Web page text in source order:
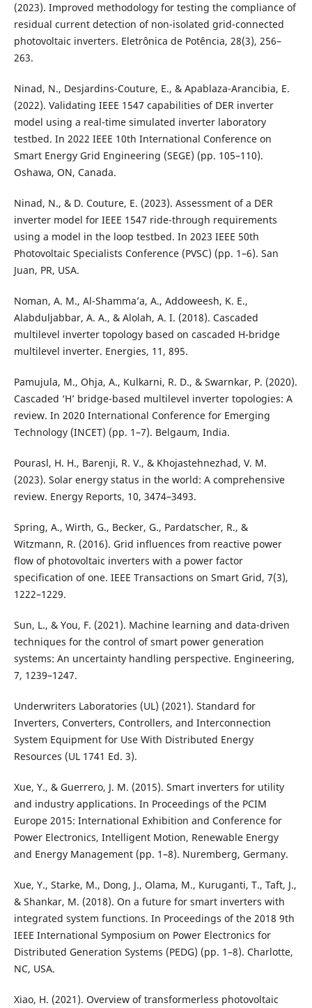
(2023). Improved methodology for testing the compliance of
residual current detection of non-isolated grid-connected
photovoltaic inverters. Eletrônica de Potência, 28(3), 256–
263.
Ninad, N., Desjardins-Couture, E., & Apablaza-Arancibia, E.
(2022). Validating IEEE 1547 capabilities of DER inverter
model using a real-time simulated inverter laboratory
testbed. In 2022 IEEE 10th International Conference on
Smart Energy Grid Engineering (SEGE) (pp. 105–110).
Oshawa, ON, Canada.
Ninad, N., & D. Couture, E. (2023). Assessment of a DER
inverter model for IEEE 1547 ride-through requirements
using a model in the loop testbed. In 2023 IEEE 50th
Photovoltaic Specialists Conference (PVSC) (pp. 1–6). San
Juan, PR, USA.
Noman, A. M., Al-Shamma’a, A., Addoweesh, K. E.,
Alabduljabbar, A. A., & Alolah, A. I. (2018). Cascaded
multilevel inverter topology based on cascaded H-bridge
multilevel inverter. Energies, 11, 895.
Pamujula, M., Ohja, A., Kulkarni, R. D., & Swarnkar, P. (2020).
Cascaded ‘H’ bridge-based multilevel inverter topologies: A
review. In 2020 International Conference for Emerging
Technology (INCET) (pp. 1–7). Belgaum, India.
Pourasl, H. H., Barenji, R. V., & Khojastehnezhad, V. M.
(2023). Solar energy status in the world: A comprehensive
review. Energy Reports, 10, 3474–3493.
Spring, A., Wirth, G., Becker, G., Pardatscher, R., &
Witzmann, R. (2016). Grid influences from reactive power
flow of photovoltaic inverters with a power factor
specification of one. IEEE Transactions on Smart Grid, 7(3),
1222–1229.
Sun, L., & You, F. (2021). Machine learning and data-driven
techniques for the control of smart power generation
systems: An uncertainty handling perspective. Engineering,
7, 1239–1247.
Underwriters Laboratories (UL) (2021). Standard for
Inverters, Converters, Controllers, and Interconnection
System Equipment for Use With Distributed Energy
Resources (UL 1741 Ed. 3).
Xue, Y., & Guerrero, J. M. (2015). Smart inverters for utility
and industry applications. In Proceedings of the PCIM
Europe 2015: International Exhibition and Conference for
Power Electronics, Intelligent Motion, Renewable Energy
and Energy Management (pp. 1–8). Nuremberg, Germany.
Xue, Y., Starke, M., Dong, J., Olama, M., Kuruganti, T., Taft, J.,
& Shankar, M. (2018). On a future for smart inverters with
integrated system functions. In Proceedings of the 2018 9th
IEEE International Symposium on Power Electronics for
Distributed Generation Systems (PEDG) (pp. 1–8). Charlotte,
NC, USA.
Xiao, H. (2021). Overview of transformerless photovoltaic